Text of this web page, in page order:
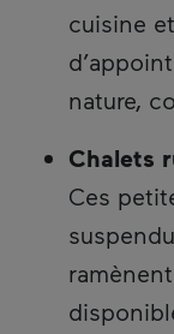
cuisine
nature,
Chalets
Ces